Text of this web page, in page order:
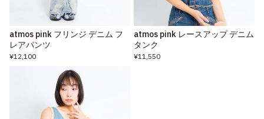
atmos pink フリンジ デニム フ
レアパンツ
¥12,100
atmos pink レースアップ デニム
タンク
¥11,550